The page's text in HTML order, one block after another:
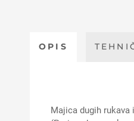
OPIS
Majica dugih rukava